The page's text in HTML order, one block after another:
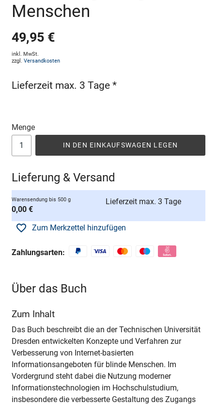
Menschen
49,95 €
inkl. MwSt.
zzgl. Versandkosten
Lieferzeit max. 3 Tage *
Menge
IN DEN EINKAUFSWAGEN LEGEN
Lieferung & Versand
Warensendung bis 500 g
0,00 €
Lieferzeit max. 3 Tage
Zum Merkzettel hinzufügen
Zahlungsarten:
Über das Buch
Zum Inhalt
Das Buch beschreibt die an der Technischen Universität
Dresden entwickelten Konzepte und Verfahren zur
Verbesserung von Internet-basierten
Informationsangeboten für blinde Menschen. Im
Vordergrund steht dabei die Nutzung moderner
Informationstechnologien im Hochschulstudium,
insbesondere die verbesserte Gestaltung des Zugangs